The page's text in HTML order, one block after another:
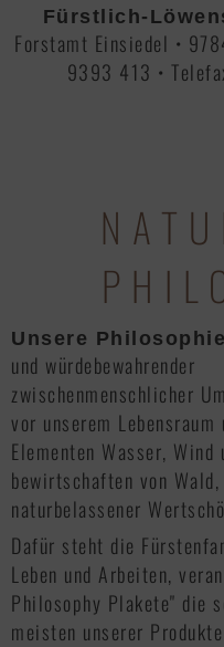
Fürstlich-
Forstamt Einsiedel •
9393 413 •
Unsere
und würdebewahrender
zwischenmenschlicher
vor unserem Lebensraum
Elementen Wasser, Wind
bewirtschaften von
naturbelassener
Dafür steht die
Leben und Arbeiten,
Philosophy Plakete" die
meisten unserer